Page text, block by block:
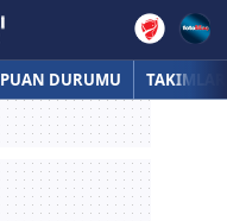
PUAN DURUMU TAKIMLAR